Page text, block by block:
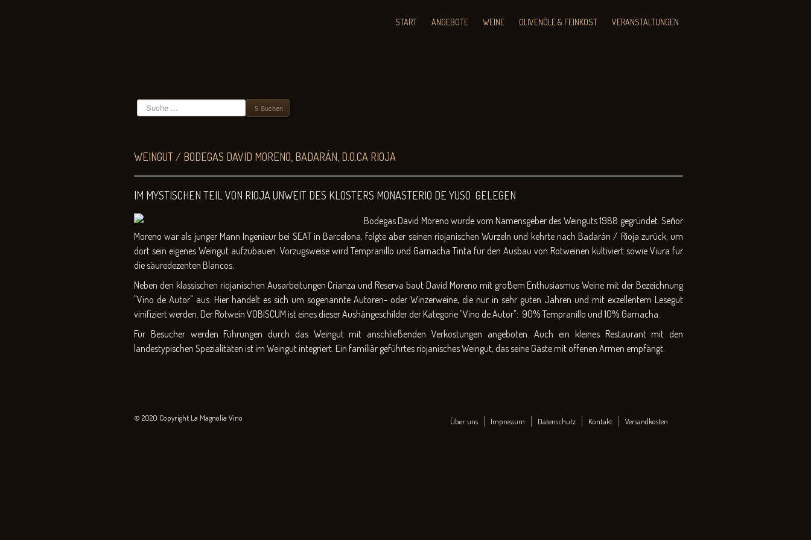
START ANGEBOTE WEINE OLIVENÖLE & FEINKOST VERANSTALTUNGEN
Suchen Suchen
WEINGUT / BODEGAS DAVID MORENO, BADARÁN, D.O.CA RIOJA
IM MYSTISCHEN TEIL VON RIOJA UNWEIT DES KLOSTERS MONASTERIO DE YUSO GELEGEN
Bodegas David Moreno wurde vom Namensgeber des Weinguts 1988 gegründet. Seňor
Moreno war als junger Mann Ingenieur bei SEAT in Barcelona, folgte aber seinen riojanischen Wurzeln und kehrte nach Badarán / Rioja zurück, um
dort sein eigenes Weingut aufzubauen. Vorzugsweise wird Tempranillo und Garnacha Tinta für den Ausbau von Rotweinen kultiviert sowie Viura für
die säuredezenten Blancos.
Neben den klassischen riojanischen Ausarbeitungen Crianza und Reserva baut David Moreno mit großem Enthusiasmus Weine mit der Bezeichnung
"Vino de Autor" aus: Hier handelt es sich um sogenannte Autoren- oder Winzerweine, die nur in sehr guten Jahren und mit exzellentem Lesegut
vinifiziert werden. Der Rotwein VOBISCUM ist eines dieser Aushängeschilder der Kategorie "Vino de Autor": 90% Tempranillo und 10% Garnacha.
Für Besucher werden Führungen durch das Weingut mit anschließenden Verkostungen angeboten. Auch ein kleines Restaurant mit den
landestypischen Spezialitäten ist im Weingut integriert. Ein familiär geführtes riojanisches Weingut, das seine Gäste mit offenen Armen empfängt.
© 2020 Copyright La Magnolia Vino Über uns Impressum Datenschutz Kontakt Versandkosten